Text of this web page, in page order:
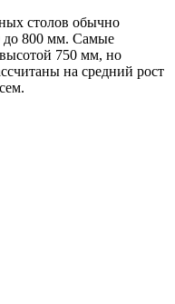
столов обычно
до 800 мм. Самые
750 мм, но
на средний рост